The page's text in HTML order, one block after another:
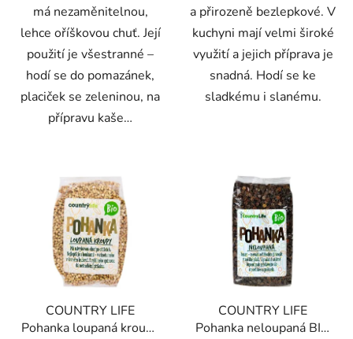
má nezaměnitelnou,
lehce oříškovou chuť. Její
použití je všestranné –
hodí se do pomazánek,
placiček se zeleninou, na
přípravu kaše…
a přirozeně bezlepkové. V
kuchyni mají velmi široké
využití a jejich příprava je
snadná. Hodí se ke
sladkému i slanému.
COUNTRY LIFE
Pohanka loupaná kroupy
COUNTRY LIFE
Pohanka neloupaná BIO